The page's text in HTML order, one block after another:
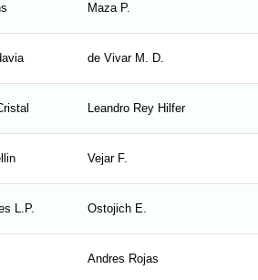
Maza P.
de Vivar M. D.
Leandro Rey Hilfer
Vejar F.
L.P. Ostojich E.
Andres Rojas